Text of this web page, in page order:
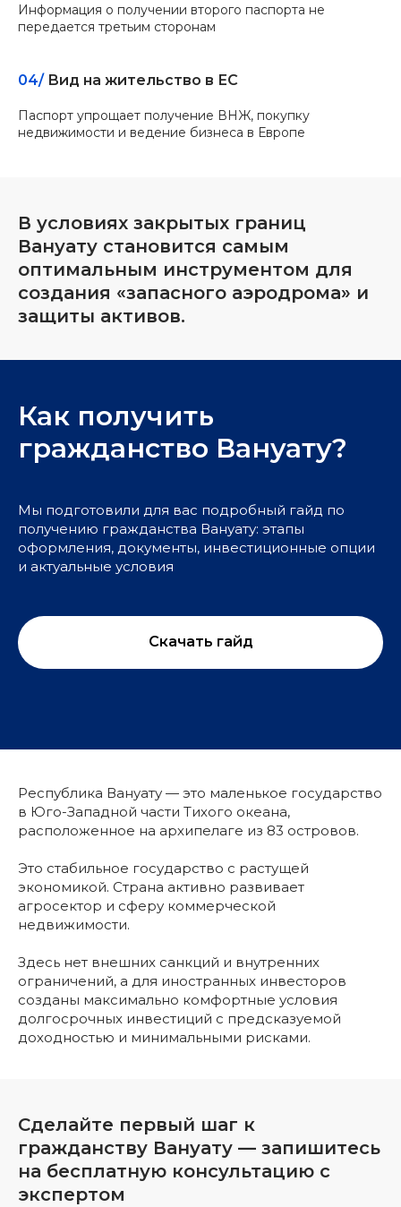
Информация о получении второго паспорта не
передается третьим сторонам
04/ Вид на жительство в ЕС
Паспорт упрощает получение ВНЖ, покупку
недвижимости и ведение бизнеса в Европе
В условиях закрытых границ
Вануату становится самым
оптимальным инструментом для
создания «запасного аэродрома» и
защиты активов.
Как получить
гражданство Вануату?
Мы подготовили для вас подробный гайд по
получению гражданства Вануату: этапы
оформления, документы, инвестиционные опции
и актуальные условия
Скачать гайд
Республика Вануату — это маленькое государство
в Юго-Западной части Тихого океана,
расположенное на архипелаге из 83 островов.
Это стабильное государство с растущей
экономикой. Страна активно развивает
агросектор и сферу коммерческой
недвижимости.
Здесь нет внешних санкций и внутренних
ограничений, а для иностранных инвесторов
созданы максимально комфортные условия
долгосрочных инвестиций с предсказуемой
доходностью и минимальными рисками.
Сделайте первый шаг к
гражданству Вануату — запишитесь
на бесплатную консультацию с
экспертом